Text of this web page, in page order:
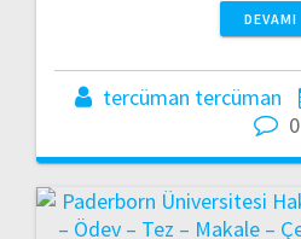
DEVAMI
tercüman tercüman
0